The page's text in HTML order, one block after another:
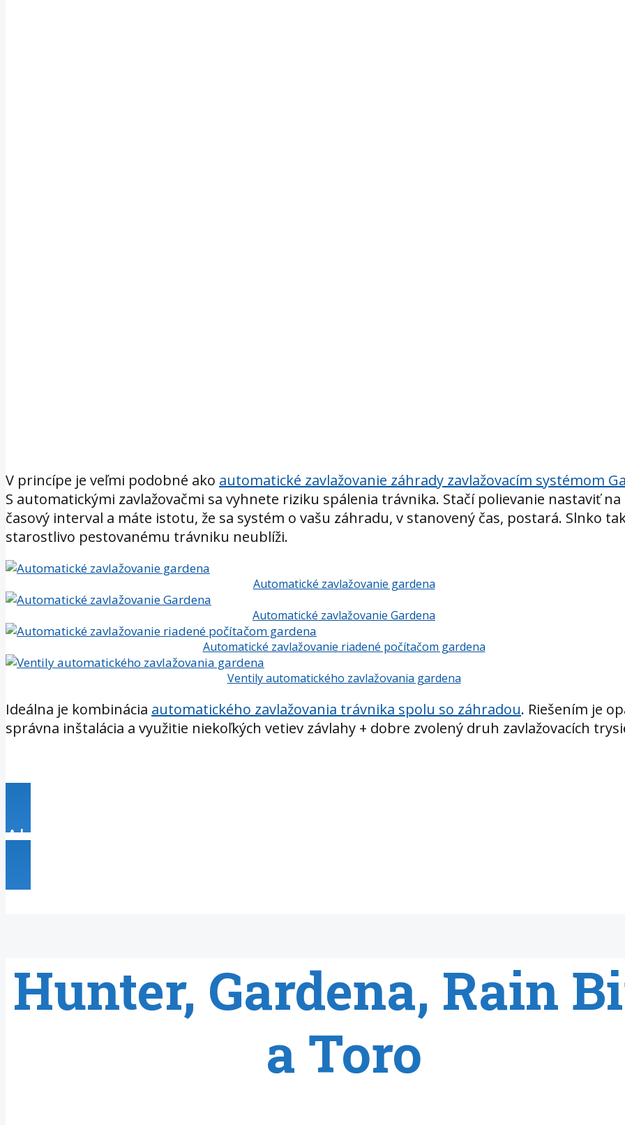
V princípe je veľmi podobné ako automatické zavlažovanie záhrady zavlažovacím systémom
S automatickými zavlažovačmi sa vyhnete riziku spálenia trávnika. Stačí polievanie nastaviť
časový interval a máte istotu, že sa systém o vašu záhradu, v stanovený čas, postará. Slnko
starostlivo pestovanému trávniku neublíži.
Automatické zavlažovanie gardena
Automatické zavlažovanie Gardena
Automatické zavlažovanie riadené počítačom gardena
Ventily automatického zavlažovania gardena
Ideálna je kombinácia automatického zavlažovania trávnika spolu so záhradou. Riešením je
správna inštalácia a využitie niekoľkých vetiev závlahy + dobre zvolený druh zavlažovacích
Ako na realizáciu závlahy bez zbytočných chýb
Hunter, Gardena, Rain
a Toro